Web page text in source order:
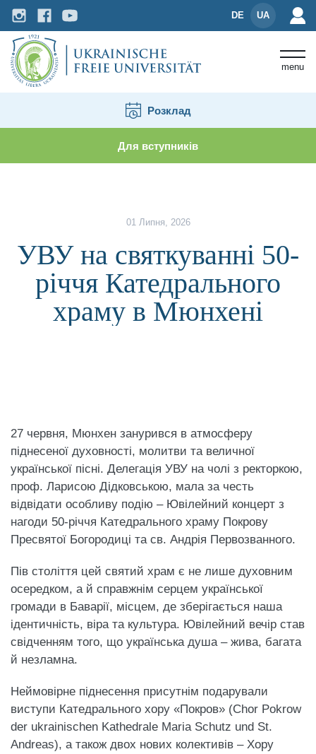
DE UA
menu
Розклад
Для вступників
УВУ на святкуванні 50-річчя
01 Липня, 2026
УВУ на святкуванні 50-
річчя Катедрального
храму в Мюнхені
27 червня, Мюнхен занурився в атмосферу
піднесеної духовності, молитви та величної
української пісні. Делегація УВУ на чолі з ректоркою,
проф. Ларисою Дідковською, мала за честь
відвідати особливу подію – Ювілейний концерт з
нагоди 50-річчя Катедрального храму Покрову
Пресвятої Богородиці та св. Андрія Первозванного.
Пів століття цей святий храм є не лише духовним
осередком, а й справжнім серцем української
громади в Баварії, місцем, де зберігається наша
ідентичність, віра та культура. Ювілейний вечір став
свідченням того, що українська душа – жива, багата
й незламна.
​Неймовірне піднесення присутнім подарували
виступи Катедрального хору «Покров» (Chor Pokrow
der ukrainischen Kathedrale Maria Schutz und St.
Andreas), а також двох нових колективів – Хору